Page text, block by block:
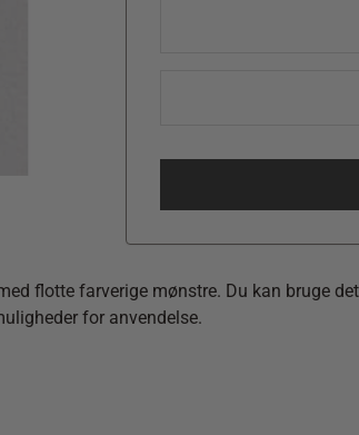
flotte farverige mønstre. Du kan bruge
for anvendelse.